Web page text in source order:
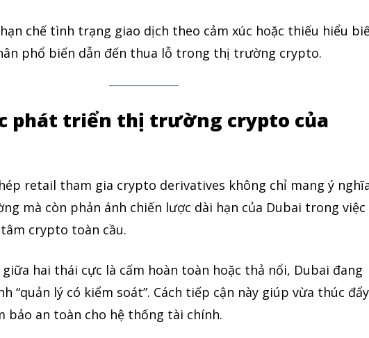
2,500
Followers
chế tình trạng giao dịch theo cảm xúc hoặc thiếu hiểu
phổ biến dẫn đến thua lỗ trong thị trường crypto.
phát triển thị trường crypto của
retail tham gia crypto derivatives không chỉ mang ý
mà còn phản ánh chiến lược dài hạn của Dubai trong việc
crypto toàn cầu.
hai thái cực là cấm hoàn toàn hoặc thả nổi, Dubai đang
“quản lý có kiểm soát”. Cách tiếp cận này giúp vừa thúc đẩy
bảo an toàn cho hệ thống tài chính.